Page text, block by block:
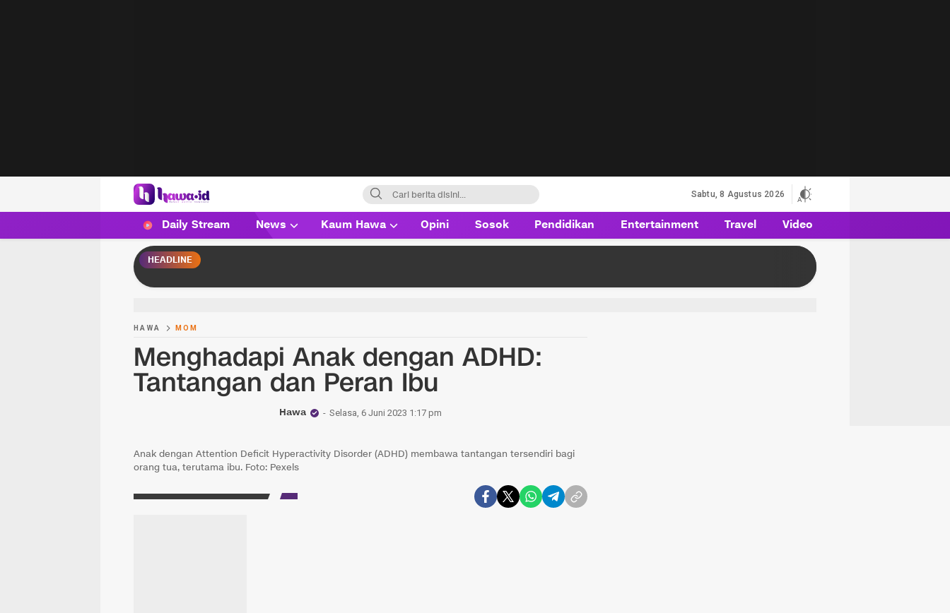
HAWA
Haluan Wanita Indonesia
Sabtu, 8 Agustus 2026
Daily Stream News Kaum Hawa Opini Sosok Pendidikan Entertainment Travel Video
HEADLINE
HAWA MOM
Menghadapi Anak dengan ADHD:
Tantangan dan Peran Ibu
Hawa Selasa, 6 Juni 2023 1:17 pm
Anak dengan Attention Deficit Hyperactivity Disorder (ADHD) membawa tantangan tersendiri bagi
orang tua, terutama ibu. Foto: Pexels